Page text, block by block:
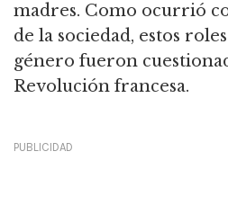
madres. Como ocurrió
de la sociedad, estos
género fueron
Revolución francesa.
PUBLICIDAD